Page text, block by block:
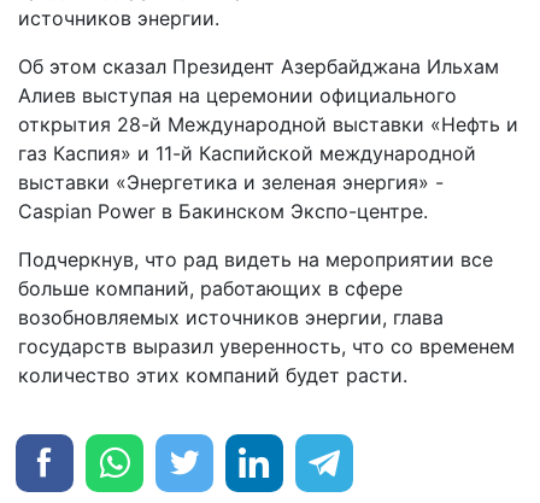
источников энергии.
Oб этом сказал Президент Азербайджана Ильхам
Алиев выступая на церемонии официального
открытия 28-й Международной выставки «Нефть и
газ Каспия» и 11-й Каспийской международной
выставки «Энергетика и зеленая энергия» -
Caspian Power в Бакинском Экспо-центре.
Подчеркнув, что рад видеть на мероприятии все
больше компаний, работающих в сфере
возобновляемых источников энергии, глава
государств выразил уверенность, что со временем
количество этих компаний будет расти.